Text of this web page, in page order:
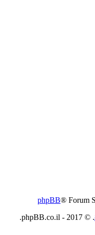
phpBB® Forum
. © 2017 - phpBB.co.il.